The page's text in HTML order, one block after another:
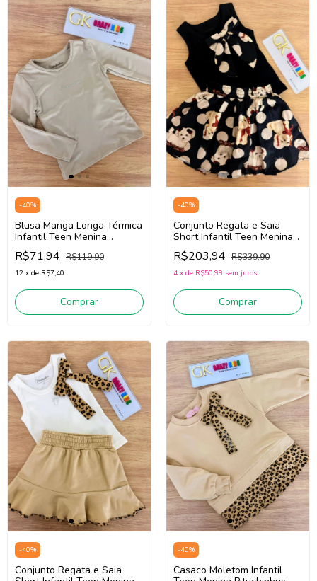
-40%
Blusa Manga Longa Térmica
Infantil Teen Menina
Pituchinhus 28629 (Bege
Claro)
R$71,94 R$119,90
12 x de R$7,40
Comprar
-40%
Conjunto Regata e Saia
Short Infantil Teen Menina
Pituchinhus 30081
(Preto/Bege Claro)
R$203,94 R$339,90
4 x de R$50,99 sem juros
Comprar
-40%
Conjunto Regata e Saia
-40%
Casaco Moletom Infantil